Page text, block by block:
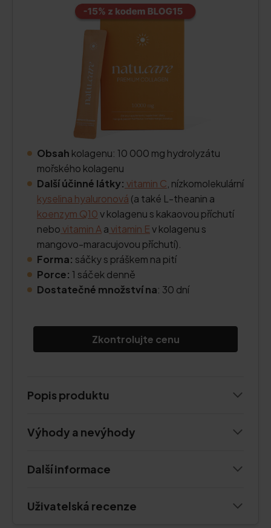
Obsah kolagenu: 10 000 mg hydrolyzátu
mořského kolagenu
Další účinné látky: vitamin C , nízkomolekulární
kyselina hyaluronová (a také L-theanin a
koenzym Q10v kolagenu s kakaovou příchutí
nebovitamin Aavitamin Ev kolagenu s
mangovo-maracujovou příchutí).
Forma: sáčky s práškem na pití
Porce: 1 sáček denně
Dostatečné množství na: 30 dní
Zkontrolujte cenu
Popis produktu
Výhody a nevýhody
Další informace
Uživatelská recenze